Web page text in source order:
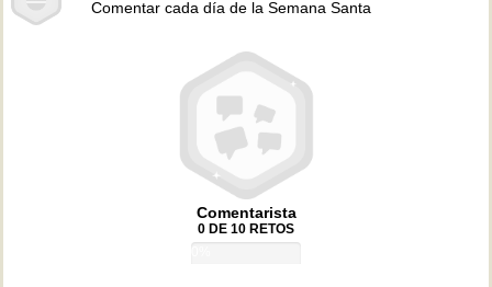
Comentar cada día de la Semana Santa
Comentarista
0 DE 10 RETOS